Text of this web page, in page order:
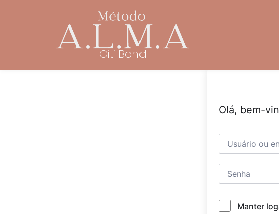
Giti Bond
Olá, bem-
Manter